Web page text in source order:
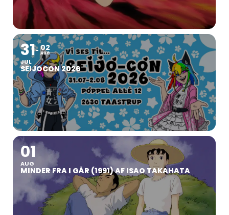
31
JUL
02
AUG
SEIJOCON 2026
01
AUG
MINDER FRA I GÅR (1991) AF ISAO TAKAHATA